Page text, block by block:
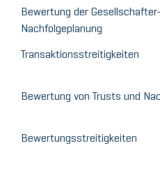
August 2008
Bankruptcy
Bewertung der
Nachfolgeplanung
Transaktionsstreitigkeiten
Bewertung von Trusts und
Bewertungsstreitigkeiten